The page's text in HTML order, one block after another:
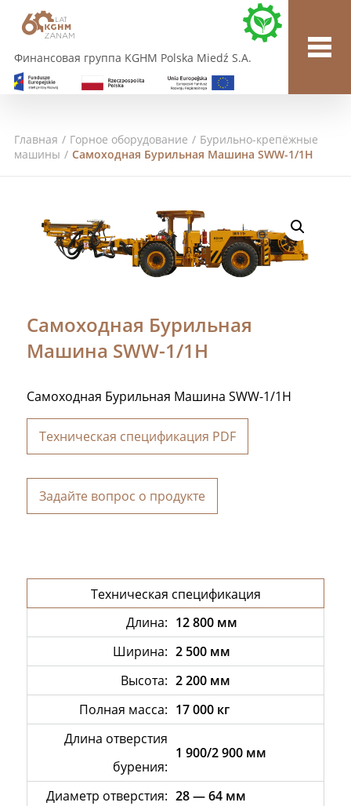
Финансовая группа KGHM Polska Miedź S.A.
Главная / Горное оборудование / Бурильно-крепёжные
машины / Самоходная Бурильная Машина SWW-1/1H
Самоходная Бурильная
Машина SWW-1/1H
Самоходная Бурильная Машина SWW-1/1H
Техническая спецификация PDF
Задайте вопрос о продукте
Техническая спецификация
Длинa: 12 800 мм
Ширинa: 2 500 мм
Высота: 2 200 мм
Полная масса: 17 000 кг
Длинa отверстия
бурения:
1 900/2 900 мм
Диаметр отверстия: 28 — 64 мм